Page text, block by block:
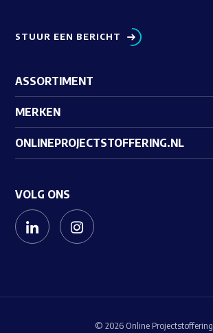
STUUR EEN BERICHT
ASSORTIMENT
MERKEN
ONLINEPROJECTSTOFFERING.NL
VOLG ONS
© 2026 Online Projectstoffering